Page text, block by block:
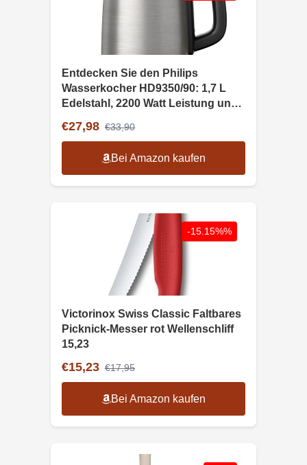
Entdecken Sie den Philips
Wasserkocher HD9350/90: 1,7 L
Edelstahl, 2200 Watt Leistung und
Schnelles Erhitzen garantiert!
€27,98 €33,90
Bei Amazon kaufen
-15.15%%
Victorinox Swiss Classic Faltbares
Picknick-Messer rot Wellenschliff
15,23
€15,23 €17,95
Bei Amazon kaufen